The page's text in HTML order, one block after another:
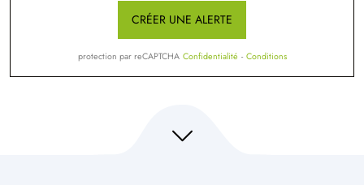
CRÉER UNE ALERTE
protection par reCAPTCHA Confidentialité - Conditions